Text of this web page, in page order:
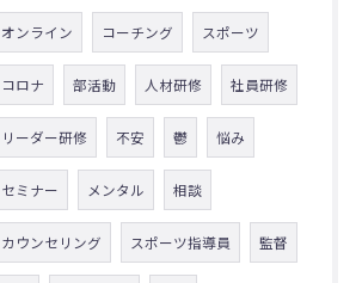
オンライン コーチング スポーツ
コロナ 部活動 人材研修 社員研修
リーダー研修 不安 鬱 悩み
セミナー メンタル 相談
カウンセリング スポーツ指導員 監督